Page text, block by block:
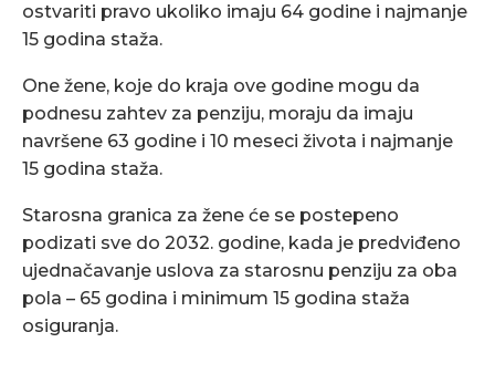
ostvariti pravo ukoliko imaju 64 godine i najmanje
15 godina staža.
One žene, koje do kraja ove godine mogu da
podnesu zahtev za penziju, moraju da imaju
navršene 63 godine i 10 meseci života i najmanje
15 godina staža.
Starosna granica za žene će se postepeno
podizati sve do 2032. godine, kada je predviđeno
ujednačavanje uslova za starosnu penziju za oba
pola – 65 godina i minimum 15 godina staža
osiguranja.